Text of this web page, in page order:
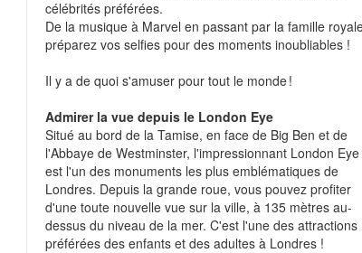
célébrités préférées.
De la musique à Marvel en passant par la famille
préparez vos selfies pour des moments inoubliables !
Il y a de quoi s'amuser pour tout le monde !
Admirer la vue depuis le London Eye
Situé au bord de la Tamise, en face de Big Ben et de
l'Abbaye de Westminster, l'impressionnant London Eye
est l'un des monuments les plus emblématiques de
Londres. Depuis la grande roue, vous pouvez profiter
d'une toute nouvelle vue sur la ville, à 135 mètres au-
dessus du niveau de la mer. C'est l'une des attractions
préférées des enfants et des adultes à Londres !